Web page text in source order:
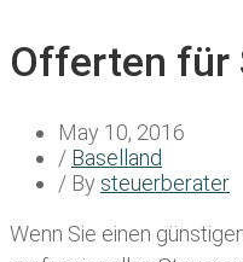
Offerten für
May 10, 2016
/ Baselland
/ By steuerberater
Wenn Sie einen